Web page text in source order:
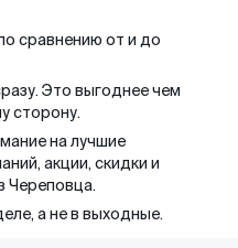
сравнению от и до
Это выгоднее чем
сторону.
на лучшие
акции, скидки и
Череповца.
а не в выходные.